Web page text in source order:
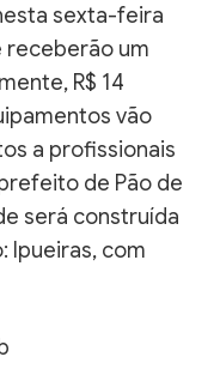
sexta-feira
receberão um
R$ 14
vão
a profissionais
de Pão de
será construída
Ipueiras, com